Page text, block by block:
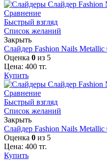
Сравнение
Быстрый взгляд
Список желаний
Закрыть
Слайдер Fashion Nails Metallic
Оценка 0 из 5
Цена: 400 тг.
Купить
Сравнение
Быстрый взгляд
Список желаний
Закрыть
Слайдер Fashion Nails Metallic
Оценка 0 из 5
Цена: 400 тг.
Купить